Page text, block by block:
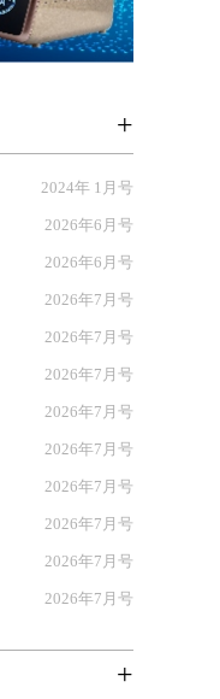
+
2024年 1月号
2026年6月号
2026年6月号
2026年7月号
2026年7月号
2026年7月号
2026年7月号
2026年7月号
2026年7月号
2026年7月号
2026年7月号
2026年7月号
+